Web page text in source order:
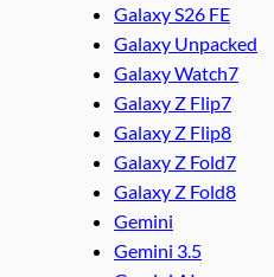
Galaxy S26 FE
Galaxy Unpacked
Galaxy Watch7
Galaxy Z Flip7
Galaxy Z Flip8
Galaxy Z Fold7
Galaxy Z Fold8
Gemini
Gemini 3.5